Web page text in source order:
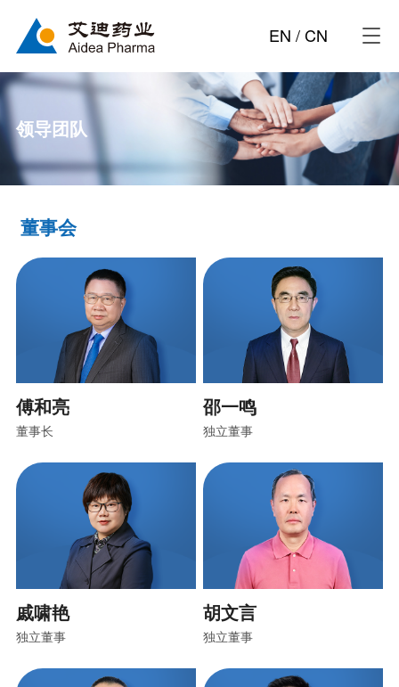
EN /CN
领导团队
董事会
傅和亮
董事长
邵一鸣
独立董事
戚啸艳
独立董事
胡文言
独立董事